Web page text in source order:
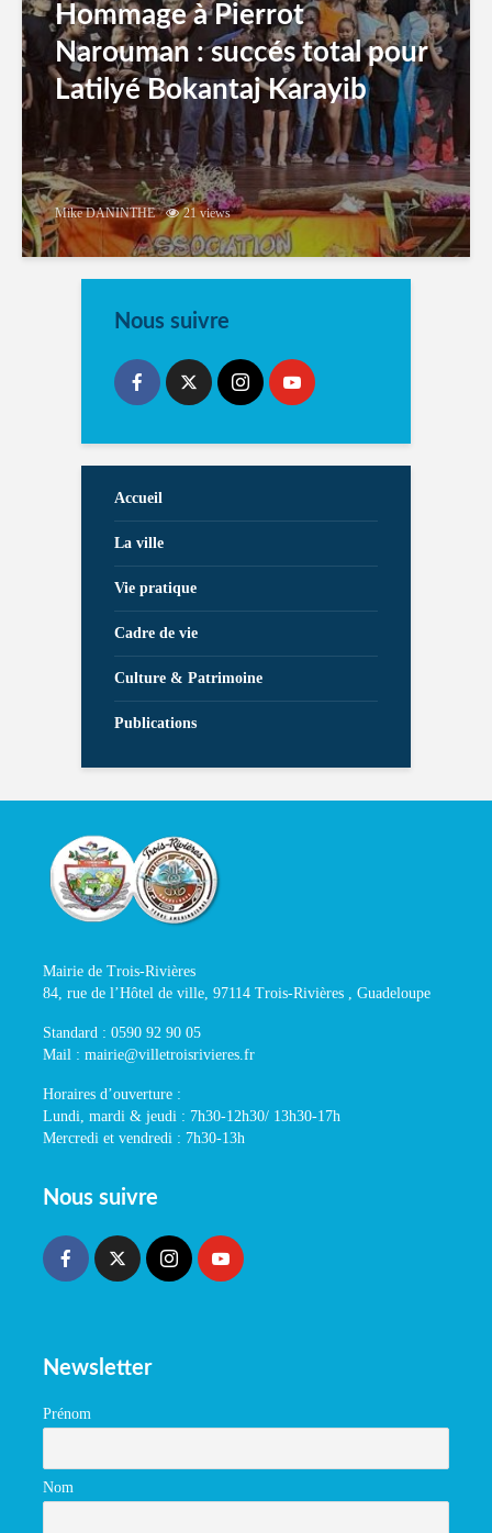
Hommage à Pierrot
Narouman : succés total pour
Latilyé Bokantaj Karayib
Mike DANINTHE 21 views
Nous suivre
Accueil
La ville
Vie pratique
Cadre de vie
Culture & Patrimoine
Publications
Mairie de Trois-Rivières
84, rue de l’Hôtel de ville, 97114 Trois-Rivières , Guadeloupe
Standard : 0590 92 90 05
Mail : mairie@villetroisrivieres.fr
Horaires d’ouverture :
Lundi, mardi & jeudi : 7h30-12h30/ 13h30-17h
Mercredi et vendredi : 7h30-13h
Nous suivre
Newsletter
Prénom
Nom